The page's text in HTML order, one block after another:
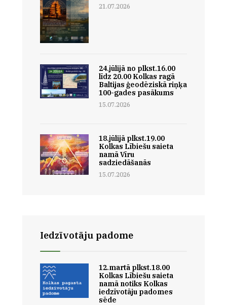
21.07.2026
24.jūlijā no plkst.16.00
līdz 20.00 Kolkas ragā
Baltijas ģeodēziskā riņķa
100-gades pasākums
15.07.2026
18.jūlijā plkst.19.00
Kolkas Lībiešu saieta
namā Vīru
sadziedāšanās
15.07.2026
Iedzīvotāju padome
12.martā plkst.18.00
Kolkas Lībiešu saieta
namā notiks Kolkas
iedzīvotāju padomes
sēde